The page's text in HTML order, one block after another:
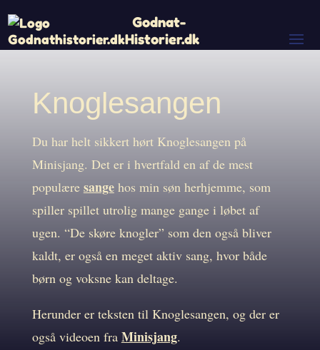
Godnat-
Historier.dk
Knoglesangen
Du har helt sikkert hørt Knoglesangen på
Minisjang. Det er i hvertfald en af de mest
populære sangehos min søn herhjemme, som
spiller spillet utrolig mange gange i løbet af
ugen. “De skøre knogler” som den også bliver
kaldt, er også en meget aktiv sang, hvor både
børn og voksne kan deltage.
Herunder er teksten til Knoglesangen, og der er
også videoen fra Minisjang.